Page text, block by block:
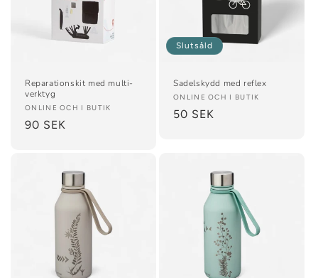
Reparationskit med multi-
verktyg
Säljare:
ONLINE OCH I BUTIK
Ordinarie
90 SEK
Slutsåld
Sadelskydd med reflex
Säljare:
ONLINE OCH I BUTIK
Ordinarie
50 SEK